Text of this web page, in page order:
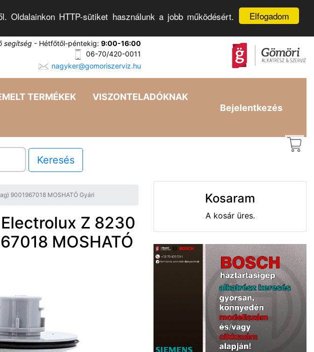
Elfogadom
Oldalainkon HTTP-sütiket használunk a jobb működésért.
segítség - Hétfőtől-péntekig: 9:00-16:00
06-70/420-0011
nagyker@gomoriszerviz.hu
TERMÉKEK VISZONTELADÓKNAK
Bejelentkezés
Keresés
9001967018 MOSHATÓ Gyári
Z 8230
MOSHATÓ
Kosaram
A kosár üres.